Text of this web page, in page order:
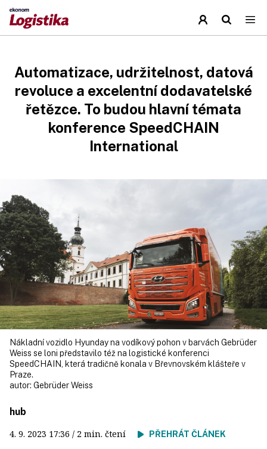
Automatizace, udržitelnost, datová
revoluce a excelentní dodavatelské
řetězce. To budou hlavní témata
konference SpeedCHAIN
International
Nákladní vozidlo Hyunday na vodíkový pohon v barvách Gebrüder
Weiss se loni představilo též na logistické konferenci
SpeedCHAIN, která tradičně konala v Břevnovském klášteře v
Praze.
autor: Gebrüder Weiss
hub
4. 9. 2023 17:36 / 2 min. čtení PŘEHRÁT ČLÁNEK